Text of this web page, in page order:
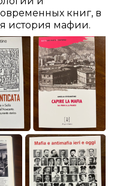
книг, в
история мафии.